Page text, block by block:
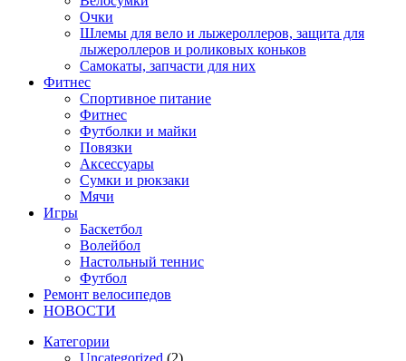
Очки
Шлемы для вело и лыжероллеров, защита для
лыжероллеров и роликовых коньков
Самокаты, запчасти для них
Фитнес
Спортивное питание
Фитнес
Футболки и майки
Повязки
Аксессуары
Сумки и рюкзаки
Мячи
Игры
Баскетбол
Волейбол
Настольный теннис
Футбол
Ремонт велосипедов
НОВОСТИ
Категории
Uncategorized (2)